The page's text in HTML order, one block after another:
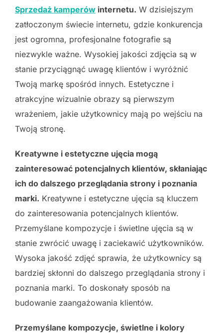
Sprzedaż kamperów internetu. W dzisiejszym
zatłoczonym świecie internetu, gdzie konkurencja
jest ogromna, profesjonalne fotografie są
niezwykle ważne. Wysokiej jakości zdjęcia są w
stanie przyciągnąć uwagę klientów i wyróżnić
Twoją markę spośród innych. Estetyczne i
atrakcyjne wizualnie obrazy są pierwszym
wrażeniem, jakie użytkownicy mają po wejściu na
Twoją stronę.
Kreatywne i estetyczne ujęcia mogą
zainteresować potencjalnych klientów, skłaniając
ich do dalszego przeglądania strony i poznania
marki. Kreatywne i estetyczne ujęcia są kluczem
do zainteresowania potencjalnych klientów.
Przemyślane kompozycje i świetlne ujęcia są w
stanie zwrócić uwagę i zaciekawić użytkowników.
Wysoka jakość zdjęć sprawia, że użytkownicy są
bardziej skłonni do dalszego przeglądania strony i
poznania marki. To doskonały sposób na
budowanie zaangażowania klientów.
Przemyślane kompozycje, świetlne i kolory